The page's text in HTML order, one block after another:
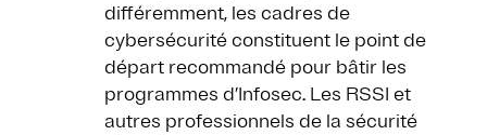
différemment, les cadres de
cybersécurité constituent le point de
départ recommandé pour bâtir les
programmes d’Infosec. Les RSSI et
autres professionnels de la sécurité